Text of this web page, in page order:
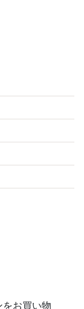
お買い物